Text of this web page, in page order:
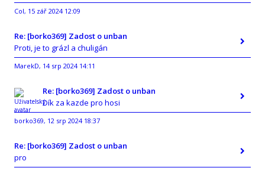
Col, 15 zář 2024 12:09
Re: [borko369] Zadost o unban
Proti, je to grázl a chuligán
MarekD, 14 srp 2024 14:11
Re: [borko369] Zadost o unban
Dík za kazde pro hosi
borko369, 12 srp 2024 18:37
Re: [borko369] Zadost o unban
pro